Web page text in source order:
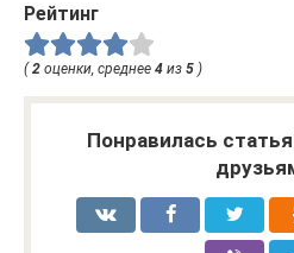
Рейтинг
( 2 оценки, среднее 4 из 5 )
Понравилась